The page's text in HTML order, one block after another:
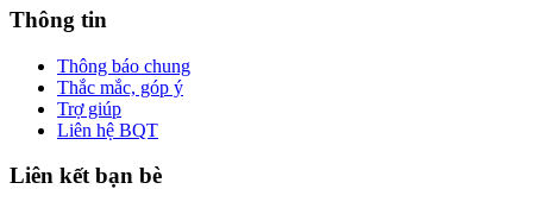
Thông tin
Thông báo chung
Thắc mắc, góp ý
Trợ giúp
Liên hệ BQT
Liên kết bạn bè